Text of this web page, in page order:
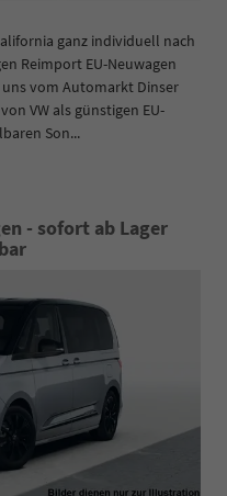
ganz individuell nach
Reimport EU-Neuwagen
vom Automarkt Dinser
VW als günstigen EU-
Son...
- sofort ab Lager